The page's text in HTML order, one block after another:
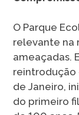
O Parque
relevante na
ameaçadas.
reintrodução
de Janeiro,
do primeiro